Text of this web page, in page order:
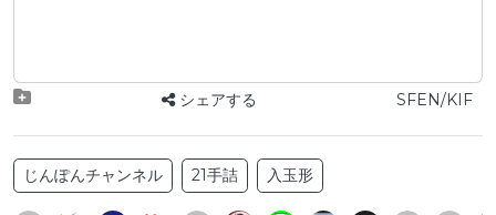
シェアする SFEN/KIF
じんぽんチャンネル 21手詰 入玉形